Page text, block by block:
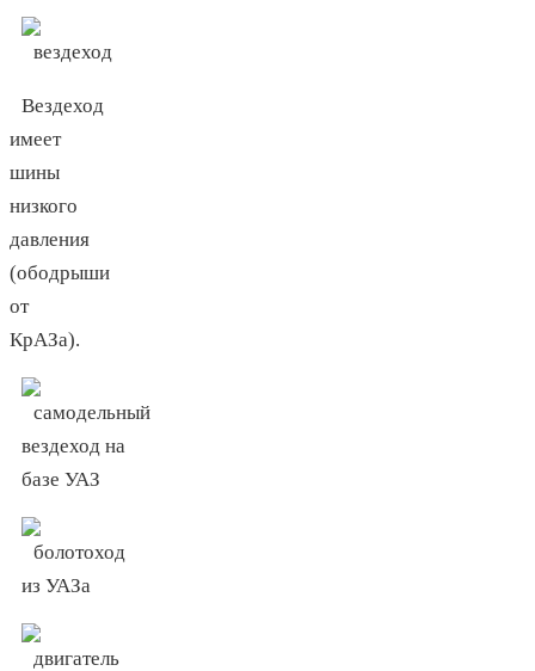
Вездеход
имеет
шины
низкого
давления
(ободрыши
от
КрАЗа).